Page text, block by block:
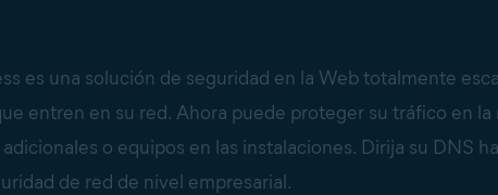
es una solución de seguridad en la Web totalmente
entren en su red. Ahora puede proteger su tráfico en
o equipos en las instalaciones. Dirija su DNS
de red de nivel empresarial.